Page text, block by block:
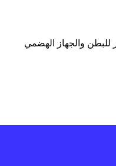
والجهاز الهضمي